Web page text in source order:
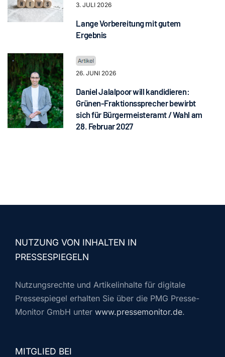
3. JULI 2026
Lange Vorbereitung mit gutem
Ergebnis
26. JUNI 2026
Daniel Jalalpoor will kandidieren:
Grünen-Fraktionssprecher bewirbt
sich für Bürgermeisteramt / Wahl am
28. Februar 2027
NUTZUNG VON INHALTEN IN
PRESSESPIEGELN
Nutzungsrechte und Artikelinhalte für digitale
Pressespiegel erhalten Sie über die PMG Presse-
Monitor GmbH unter www.pressemonitor.de.
MITGLIED BEI